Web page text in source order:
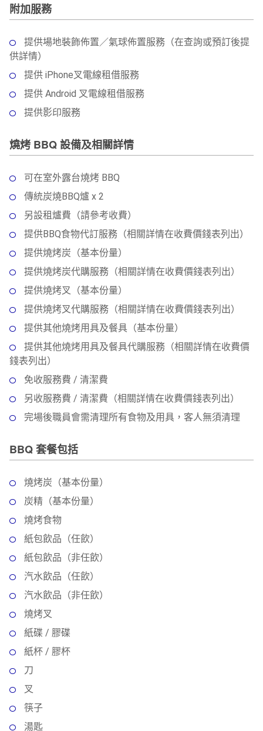
附加服務
提供場地裝飾佈置／氣球佈置服務（在查詢或預訂後提
供詳情）
提供 iPhone叉電線租借服務
提供 Android 叉電線租借服務
提供影印服務
燒烤 BBQ 設備及相關詳情
可在室外露台燒烤 BBQ
傳統炭燒BBQ爐 x 2
另設租爐費（請參考收費）
提供BBQ食物代訂服務（相關詳情在收費價錢表列出）
提供燒烤炭（基本份量）
提供燒烤炭代購服務（相關詳情在收費價錢表列出）
提供燒烤叉（基本份量）
提供燒烤叉代購服務（相關詳情在收費價錢表列出）
提供其他燒烤用具及餐具（基本份量）
提供其他燒烤用具及餐具代購服務（相關詳情在收費價
錢表列出）
免收服務費 / 清潔費
另收服務費 / 清潔費（相關詳情在收費價錢表列出）
完場後職員會需清理所有食物及用具，客人無須清理
BBQ 套餐包括
燒烤炭（基本份量）
炭精（基本份量）
燒烤食物
紙包飲品（任飲）
紙包飲品（非任飲）
汽水飲品（任飲）
汽水飲品（非任飲）
燒烤叉
紙碟 / 膠碟
紙杯 / 膠杯
刀
叉
筷子
湯匙